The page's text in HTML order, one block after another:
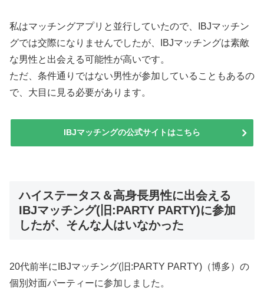
私はマッチングアプリと並行していたので、IBJマッチン
グでは交際になりませんでしたが、IBJマッチングは素敵
な男性と出会える可能性が高いです。
ただ、条件通りではない男性が参加していることもあるの
で、大目に見る必要があります。
IBJマッチングの公式サイトはこちら
ハイステータス＆高身長男性に出会える
IBJマッチング(旧:PARTY PARTY)に参加
したが、そんな人はいなかった
20代前半にIBJマッチング(旧:PARTY PARTY)（博多）の
個別対面パーティーに参加しました。